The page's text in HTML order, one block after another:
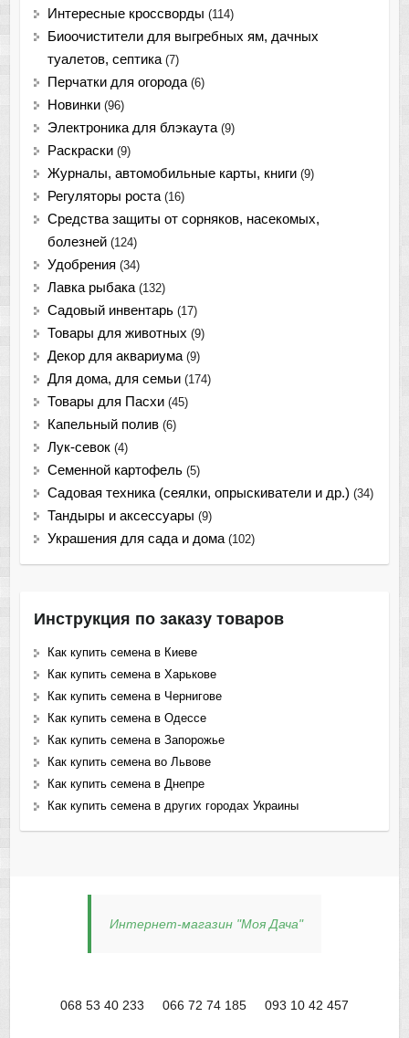
Интересные кроссворды (114)
Биоочистители для выгребных ям, дачных
туалетов, септика (7)
Перчатки для огорода (6)
Новинки (96)
Электроника для блэкаута (9)
Раскраски (9)
Журналы, автомобильные карты, книги (9)
Регуляторы роста (16)
Средства защиты от сорняков, насекомых,
болезней (124)
Удобрения (34)
Лавка рыбака (132)
Садовый инвентарь (17)
Товары для животных (9)
Декор для аквариума (9)
Для дома, для семьи (174)
Товары для Пасхи (45)
Капельный полив (6)
Лук-севок (4)
Семенной картофель (5)
Садовая техника (сеялки, опрыскиватели и др.) (34)
Тандыры и аксессуары (9)
Украшения для сада и дома (102)
Инструкция по заказу товаров
Как купить семена в Киеве
Как купить семена в Харькове
Как купить семена в Чернигове
Как купить семена в Одессе
Как купить семена в Запорожье
Как купить семена во Львове
Как купить семена в Днепре
Как купить семена в других городах Украины
Интернет-магазин "Моя Дача"
068 53 40 233 066 72 74 185 093 10 42 457